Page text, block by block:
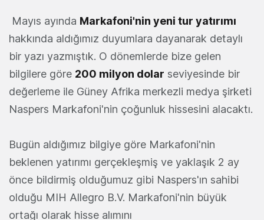
Mayıs ayında Markafoni'nin yeni tur yatırımı
hakkında aldığımız duyumlara dayanarak detaylı
bir yazı yazmıştık. O dönemlerde bize gelen
bilgilere göre 200 milyon dolar seviyesinde bir
değerleme ile Güney Afrika merkezli medya şirketi
Naspers Markafoni'nin çoğunluk hissesini alacaktı.
Bugün aldığımız bilgiye göre Markafoni'nin
beklenen yatırımı gerçekleşmiş ve yaklaşık 2 ay
önce bildirmiş olduğumuz gibi Naspers'ın sahibi
olduğu MIH Allegro B.V. Markafoni'nin büyük
ortağı olarak hisse alımını